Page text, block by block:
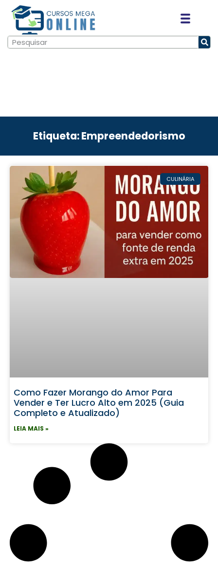
Etiqueta: Empreendedorismo
CULINÁRIA
Como Fazer Morango do Amor Para
Vender e Ter Lucro Alto em 2025 (Guia
Completo e Atualizado)
LEIA MAIS »